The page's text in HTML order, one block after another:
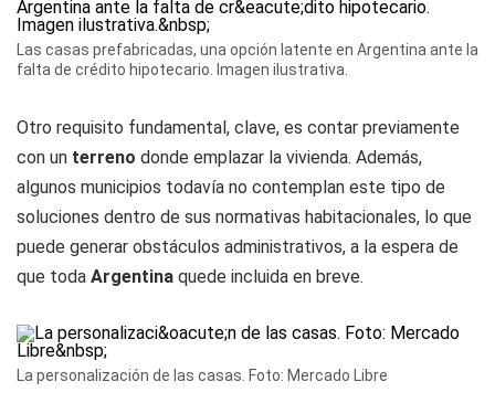
Las casas prefabricadas, una opción latente en Argentina ante la
falta de crédito hipotecario. Imagen ilustrativa.
Otro requisito fundamental, clave, es contar previamente
con un terreno donde emplazar la vivienda. Además,
algunos municipios todavía no contemplan este tipo de
soluciones dentro de sus normativas habitacionales, lo que
puede generar obstáculos administrativos, a la espera de
que toda Argentina quede incluida en breve.
La personalización de las casas. Foto: Mercado Libre